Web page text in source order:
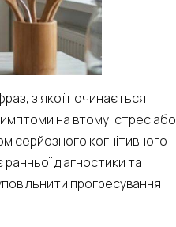
з якої починається
на втому, стрес або
серйозного когнітивного
діагностики та
прогресування